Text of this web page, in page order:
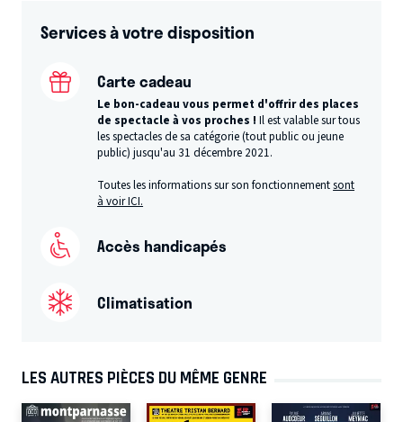
Services à votre disposition
Carte cadeau
Le bon-cadeau vous permet d'offrir des places
de spectacle à vos proches ! Il est valable sur tous
les spectacles de sa catégorie (tout public ou jeune
public) jusqu'au 31 décembre 2021.
Toutes les informations sur son fonctionnementsont
à voir ICI.
Accès handicapés
Climatisation
LES AUTRES PIÈCES DU MÊME GENRE